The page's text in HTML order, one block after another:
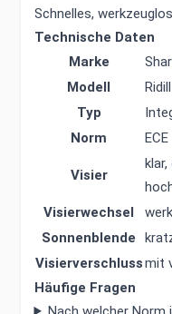
Schnelles,
Technische Daten
Marke
Modell
Typ
Norm
Visier
Visierwechsel
Sonnenblende
Visierverschlussmit
Häufige Fragen